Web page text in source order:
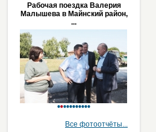
Рабочая поездка Валерия
Малышева в Майнский район,
...
Все фотоотчёты...